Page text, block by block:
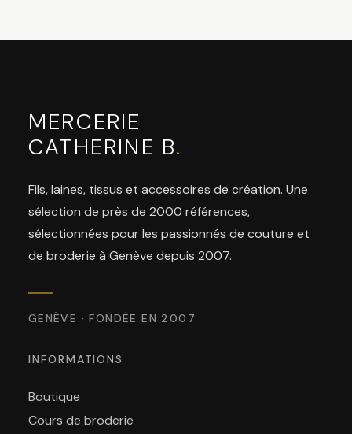
MERCERIE
CATHERINE B.
Fils, laines, tissus et accessoires de création. Une
sélection de près de 2000 références,
sélectionnées pour les passionnés de couture et
de broderie à Genève depuis 2007.
GENÈVE · FONDÉE EN 2007
INFORMATIONS
Boutique
Cours de broderie